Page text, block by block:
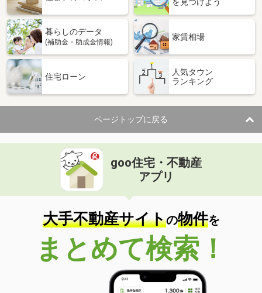
沖縄県那覇市旭町
専有面積 76.94m²
間取り
沖縄県那覇市泊１丁目
2,580万円
住 所
沖縄県那覇市泊１丁目
専有面積 73.46m²
間取り
3LDK
沖縄県那覇市松尾２
価 格
1,849万円
住 所
沖縄県那覇市松尾２
専有面積 55.81m²
間取り
2LDK
沖縄県浦添市港川２丁目
価 格
3,850万円
沖縄県浦添市港川２丁目
67.15m²
を見つけよう
暮らしのデータ
(補助金・助成金情報)
家賃相場
住宅ローン
人気タウン
ランキング
ページトップに戻る
goo住宅・不動産
アプリ
大手不動産サイトの物件を
まとめて検索！